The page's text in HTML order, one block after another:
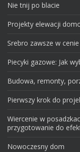
Nie tnij po blacie
Projekty elewacji
Srebro zawsze w cenie
Piecyki gazowe: Jak
Budowa, remonty,
Pierwszy krok do
Wiercenie w
przygotowanie do
Nowoczesny dom